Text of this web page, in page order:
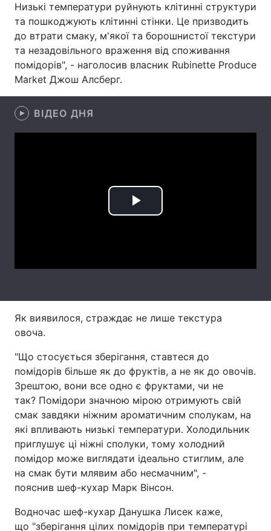
Здоров'я Туризм
Цікавинки Погода
Екологія
Лонгріди
Відео з Youtube Статті
Вакансії
Тема оформлення
Низькі температури руйнують клітинні структури
та пошкоджують клітинні стінки. Це призводить
до втрати смаку, м'якої та борошнистої текстури
та незадовільного враження від споживання
помідорів", - наголосив власник Rubinette Produce
Market Джош Алсберг.
ВІДЕО ДНЯ
Play
Як виявилося, страждає не лише текстура
овоча.
"Що стосується зберігання, ставтеся до
помідорів більше як до фруктів, а не як до овочів.
Зрештою, вони все одно є фруктами, чи не
так? Помідори значною мірою отримують свій
смак завдяки ніжним ароматичним сполукам, на
які впливають низькі температури. Холодильник
приглушує ці ніжні сполуки, тому холодний
помідор може виглядати ідеально стиглим, але
на смак бути млявим або несмачним", -
пояснив шеф-кухар Марк Вінсон.
Водночас шеф-кухар Данушка Лисек каже,
що "зберігання цілих помідорів при температурі